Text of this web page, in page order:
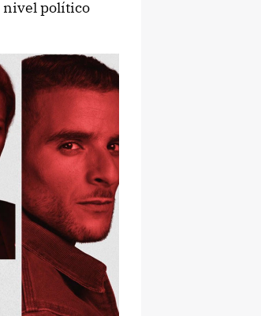
nivel político